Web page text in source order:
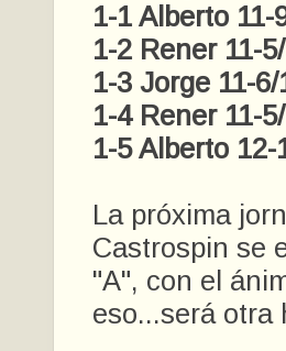
1-1 Alberto 11-
1-2 Rener 11-
1-3 Jorge 11-
1-4 Rener 11-
1-5 Alberto 12-
La próxima
Castrospin se
"A", con el
eso...será otra